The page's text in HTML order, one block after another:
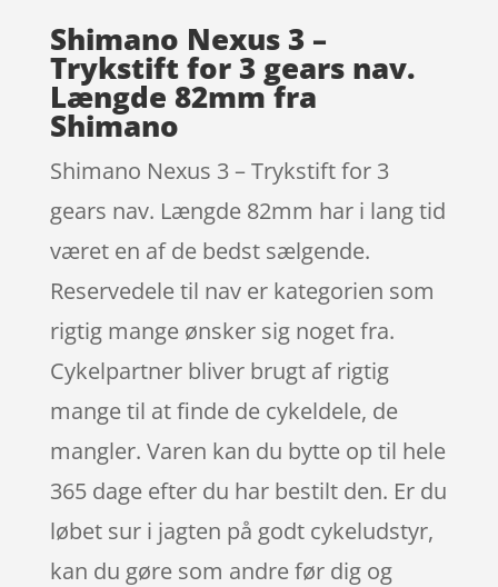
Shimano Nexus 3 –
Trykstift for 3 gears nav.
Længde 82mm fra
Shimano
Shimano Nexus 3 – Trykstift for 3
gears nav. Længde 82mm har i lang tid
været en af de bedst sælgende.
Reservedele til nav er kategorien som
rigtig mange ønsker sig noget fra.
Cykelpartner bliver brugt af rigtig
mange til at finde de cykeldele, de
mangler. Varen kan du bytte op til hele
365 dage efter du har bestilt den. Er du
løbet sur i jagten på godt cykeludstyr,
kan du gøre som andre før dig og